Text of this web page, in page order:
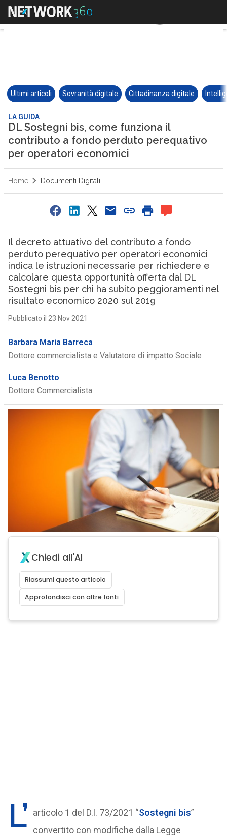
Ultimi articoli Sovranità digitale Cittadinanza digitale
LA GUIDA
DL Sostegni bis, come funziona il
contributo a fondo perduto perequativo
per operatori economici
Home Documenti Digitali
Il decreto attuativo del contributo a fondo
perduto perequativo per operatori economici
indica le istruzioni necessarie per richiedere e
calcolare questa opportunità offerta dal DL
Sostegni bis per chi ha subito peggioramenti nel
risultato economico 2020 sul 2019
Pubblicato il 23 Nov 2021
Barbara Maria Barreca
Dottore commercialista e Valutatore di impatto Sociale
Luca Benotto
Dottore Commercialista
Chiedi all'AI
Riassumi questo articolo
Approfondisci con altre fonti
L’ articolo 1 del D.l. 73/2021 “Sostegni bis”
convertito con modifiche dalla Legge